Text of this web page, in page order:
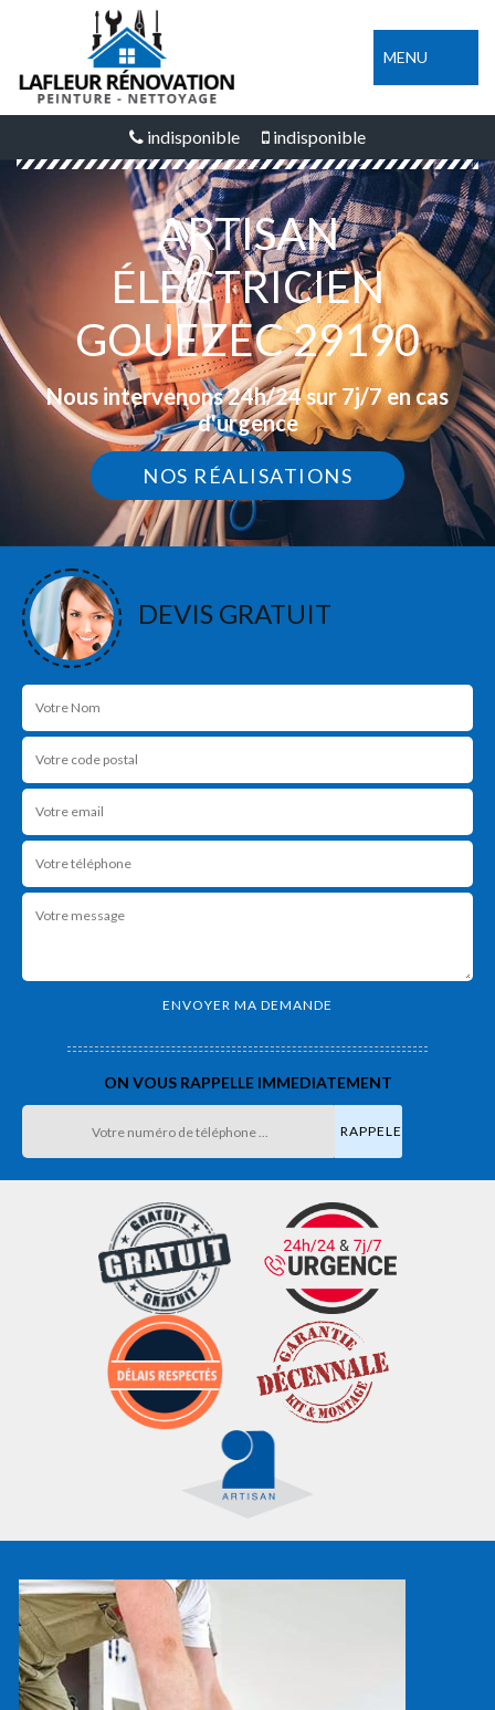
MENU
indisponible indisponible
ARTISAN
ÉLECTRICIEN
GOUEZEC 29190
Nous intervenons 24h/24 sur 7j/7 en cas
d'urgence
NOS RÉALISATIONS
DEVIS GRATUIT
ON VOUS RAPPELLE IMMEDIATEMENT